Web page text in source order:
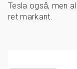
Tesla også, men
ret markant.